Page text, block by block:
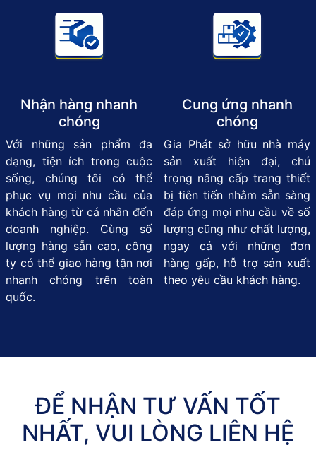
Nhận hàng nhanh
chóng
Với những sản phẩm đa
dạng, tiện ích trong cuộc
sống, chúng tôi có thể
phục vụ mọi nhu cầu của
khách hàng từ cá nhân đến
doanh nghiệp. Cùng số
lượng hàng sẵn cao, công
ty có thể giao hàng tận nơi
nhanh chóng trên toàn
quốc.
Cung ứng nhanh
chóng
Gia Phát sở hữu nhà máy
sản xuất hiện đại, chú
trọng nâng cấp trang thiết
bị tiên tiến nhằm sẵn sàng
đáp ứng mọi nhu cầu về số
lượng cũng như chất lượng,
ngay cả với những đơn
hàng gấp, hỗ trợ sản xuất
theo yêu cầu khách hàng.
ĐỂ NHẬN TƯ VẤN TỐT
NHẤT, VUI LÒNG LIÊN HỆ